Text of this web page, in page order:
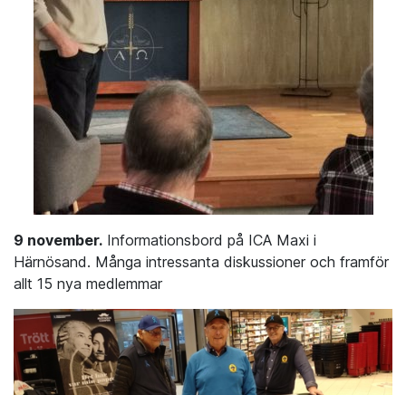
9 november. Informationsbord på ICA Maxi i
Härnösand. Många intressanta diskussioner och framför
allt 15 nya medlemmar